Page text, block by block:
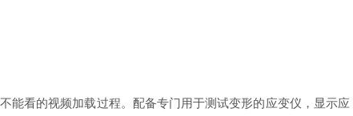
看的视频加载过程。配备专门用于测试变形的应变仪，显示应